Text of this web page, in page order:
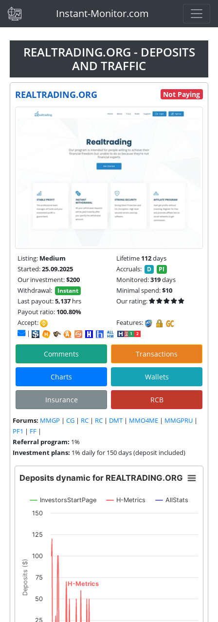
(current)Instant-Monitor.com
REALTRADING.ORG - DEPOSITS
AND TRAFFIC
REALTRADING.ORG Not Paying
Listing: Medium Lifetime 112days
Started:25.09.2025 Accruals: D PI
Our investment:$200 Monitored:319days
Withdrawal:
Instant Minimal spend:$10
Last payout:5,137 hrs
Our rating:
Payout ratio: 100.80%
Accept:
Features:
|
Comments Transactions
Charts Wallets
Insurance RCB
Forums: MMGP | CG | RC | RC | DMT | MMO4ME | MMGPRU |
PF1 | FF |
Referral program: 1%
Investment plans: 1% daily for 150 days (deposit included)
Deposits ($) H-Metrics
Deposits dynamic for REALTRADING.ORG
InvestorsStartPage H-Metrics AllStats
25
50
75
100
125
150